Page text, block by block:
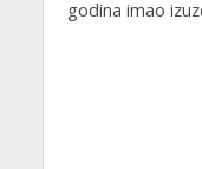
godina imao